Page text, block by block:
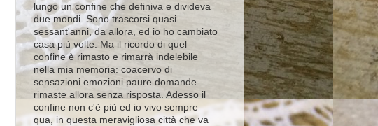
lungo un confine che definiva e divideva
due mondi. Sono trascorsi quasi
sessant'anni, da allora, ed io ho cambiato
casa più volte. Ma il ricordo di quel
confine è rimasto e rimarrà indelebile
nella mia memoria: coacervo di
sensazioni emozioni paure domande
rimaste allora senza risposta. Adesso il
confine non c'è più ed io vivo sempre
qua, in questa meravigliosa città che va